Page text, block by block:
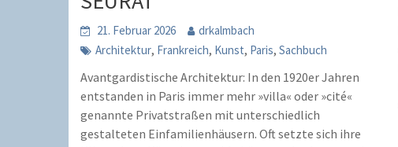
21. Februar 2026
drkalmbach
Architektur, Frankreich, Kunst, Paris,Sachbuch
Avantgardistische Architektur: In den 1920er Jahren
entstanden in Paris immer mehr »villa« oder »cité«
genannte Privatstraßen mit unterschiedlich
gestalteten Einfamilienhäusern. Oft setzte sich ihre